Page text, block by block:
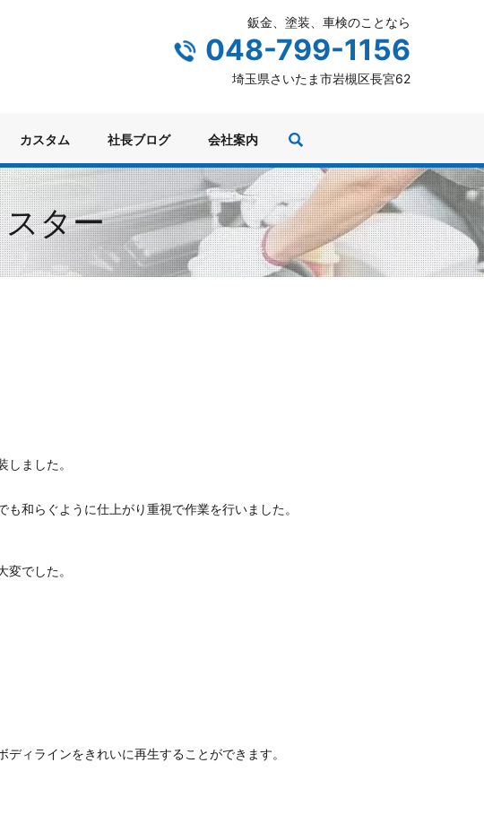
鈑金、塗装、車検のことなら
048-799-1156
埼玉県さいたま市岩槻区長宮62
カスタム 社長ブログ 会社案内
ター
ました。
和らぐように仕上がり重視で作業を行いました。
でした。
ィラインをきれいに再生することができます。